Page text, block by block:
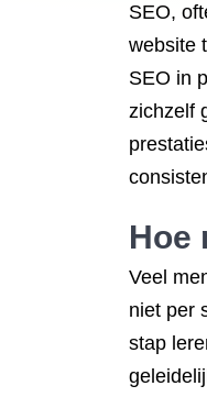
SEO,
website
SEO in
zichzelf
Hoe
Veel
niet per
stap